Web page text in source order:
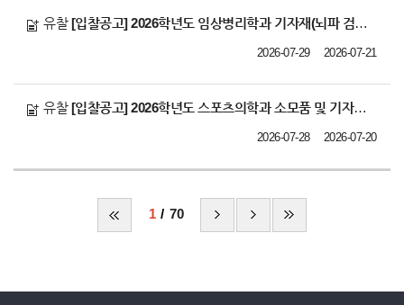
유찰 [입찰공고] 2026학년도 임상병리학과 기자재(뇌파 검사기) 납품 업체 선정
2026-07-21
2026-07-29
유찰 [입찰공고] 2026학년도 스포츠의학과 소모품 및 기자재 납품 업체 선정
2026-07-20
2026-07-28
1 70